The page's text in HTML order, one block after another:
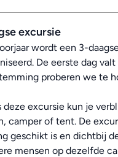
excursie
wordt een 3-
De eerste dag
proberen we te
deze excursie kun je
camper of tent. De
geschikt is en dichtbij
mensen op dezelfde